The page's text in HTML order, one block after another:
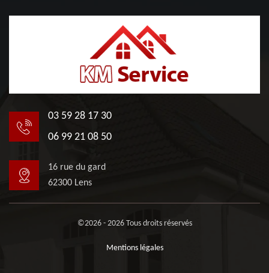
03 59 28 17 30
06 99 21 08 50
16 rue du gard
62300 Lens
©2026 - 2026 Tous droits réservés
Mentions légales